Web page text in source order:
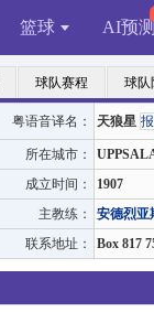
篮球 AI预
球队赛程 球队
粤语音译名： 天狼星
所在城市：
成立时间：
1907
主教练：
安德烈亚
联系地址：
Box 817